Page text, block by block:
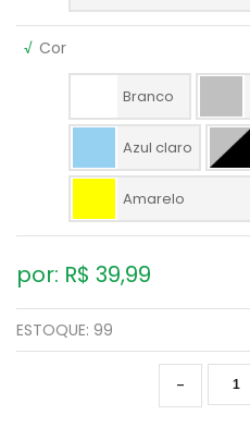
√ Cor
Branco
Azul claro
Amarelo
por: R$ 39,99
ESTOQUE: 99
-